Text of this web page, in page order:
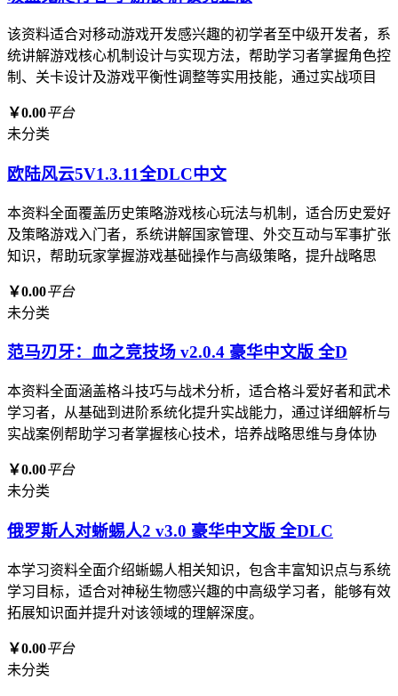
该资料适合对移动游戏开发感兴趣的初学者至中级开发者，系
统讲解游戏核心机制设计与实现方法，帮助学习者掌握角色控
制、关卡设计及游戏平衡性调整等实用技能，通过实战项目
￥0.00平台
未分类
欧陆风云5V1.3.11全DLC中文
本资料全面覆盖历史策略游戏核心玩法与机制，适合历史爱好
及策略游戏入门者，系统讲解国家管理、外交互动与军事扩张
知识，帮助玩家掌握游戏基础操作与高级策略，提升战略思
￥0.00平台
未分类
范马刃牙：血之竞技场 v2.0.4 豪华中文版 全D
本资料全面涵盖格斗技巧与战术分析，适合格斗爱好者和武术
学习者，从基础到进阶系统化提升实战能力，通过详细解析与
实战案例帮助学习者掌握核心技术，培养战略思维与身体协
￥0.00平台
未分类
俄罗斯人对蜥蜴人2 v3.0 豪华中文版 全DLC
本学习资料全面介绍蜥蜴人相关知识，包含丰富知识点与系统
学习目标，适合对神秘生物感兴趣的中高级学习者，能够有效
拓展知识面并提升对该领域的理解深度。
￥0.00平台
未分类